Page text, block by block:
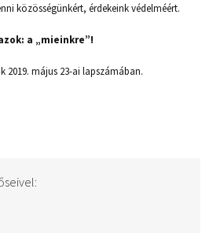
közösségünkért, érdekeink védelméért.
a „mieinkre”!
2019. május 23-ai lapszámában.